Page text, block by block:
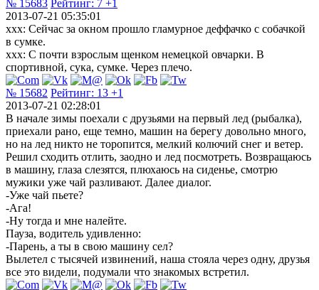
№ 15683 Рейтинг: 7 +1
2013-07-21 05:35:01
xxx: Сейчас за окном прошло гламурное деффачко с собачкой
в сумке.
xxx: С почти взрослым щенком немецкой овчарки. В
спортивной, сука, сумке. Через плечо.
№ 15682 Рейтинг: 13 +1
2013-07-21 02:28:01
В начале зимы поехали с друзьями на первый лед (рыбалка),
приехали рано, еще темно, машин на берегу довольно много,
но на лед никто не торопится, мелкий колючий снег и ветер.
Решил сходить отлить, заодно и лед посмотреть. Возвращаюсь
в машину, глаза слезятся, плюхаюсь на сиденье, смотрю
мужики уже чай разливают. Далее диалог.
-Уже чай пьете?
-Ага!
-Ну тогда и мне налейте.
Пауза, водитель удивленно:
-Парень, а ты в свою машину сел?
Вылетел с тысячей извинений, наша стояла через одну, друзья
все это видели, подумали что знакомых встретил.